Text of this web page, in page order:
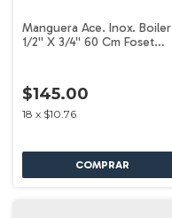
Manguera Ace. Inox. Boiler
1/2'' X 3/4'' 60 Cm Foset
$145.00
18 x $10.76